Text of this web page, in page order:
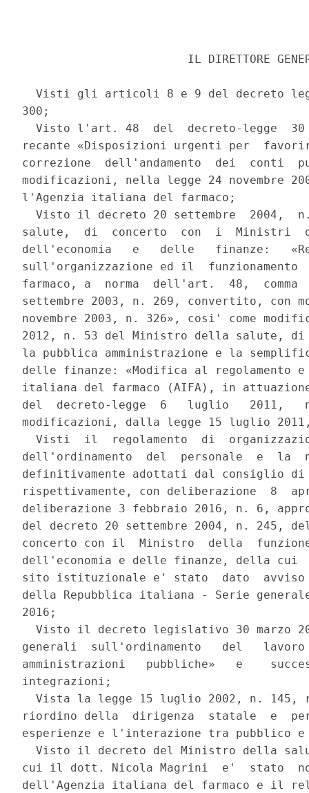
IL DIRETTORE
Visti gli articoli 8 e 9 del decreto
300;
Visto l'art. 48  del  decreto-legge
recante «Disposizioni urgenti per
correzione  dell'andamento  dei  conti
modificazioni, nella legge 24 novembre
l'Agenzia italiana del farmaco;
Visto il decreto 20 settembre  2004,
salute,  di  concerto  con  i  Ministri
dell'economia   e   delle   finanze:
sull'organizzazione ed il
farmaco, a  norma  dell'art.  48,
settembre 2003, n. 269, convertito, con
novembre 2003, n. 326», cosi' come
2012, n. 53 del Ministro della salute,
la pubblica amministrazione e la
delle finanze: «Modifica al regolamento e
italiana del farmaco (AIFA), in
del  decreto-legge  6   luglio   2011,
modificazioni, dalla legge 15 luglio
Visti  il  regolamento  di
dell'ordinamento  del  personale  e  la
definitivamente adottati dal consiglio di
rispettivamente, con deliberazione  8
deliberazione 3 febbraio 2016, n. 6,
del decreto 20 settembre 2004, n. 245,
concerto con il  Ministro  della
dell'economia e delle finanze, della cui
sito istituzionale e' stato  dato
della Repubblica italiana - Serie
2016;
Visto il decreto legislativo 30 marzo
generali  sull'ordinamento   del
amministrazioni   pubbliche»   e
integrazioni;
Vista la legge 15 luglio 2002, n. 145,
riordino della  dirigenza  statale  e
esperienze e l'interazione tra pubblico
Visto il decreto del Ministro della
cui il dott. Nicola Magrini  e'  stato
dell'Agenzia italiana del farmaco e il